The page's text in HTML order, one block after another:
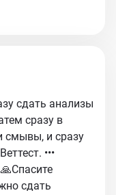
сдать анализы
сразу в
смывы, и сразу
•••
сдать